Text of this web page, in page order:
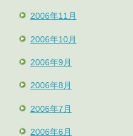
2006年11月
2006年10月
2006年9月
2006年8月
2006年7月
2006年6月